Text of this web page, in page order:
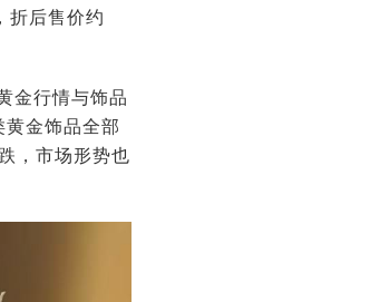
折后售价约
金行情与饰品
金饰品全部
，市场形势也